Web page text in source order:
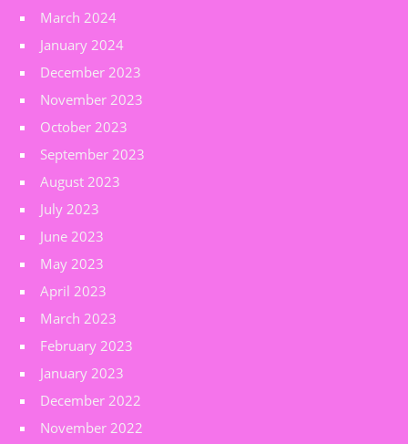
March 2024
January 2024
December 2023
November 2023
October 2023
September 2023
August 2023
July 2023
June 2023
May 2023
April 2023
March 2023
February 2023
January 2023
December 2022
November 2022